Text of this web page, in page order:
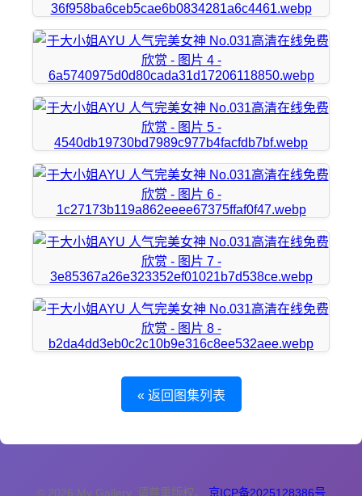
« 返回图集列表
© 2026 My Gallery. 请尊重版权。 京ICP备2025128386号